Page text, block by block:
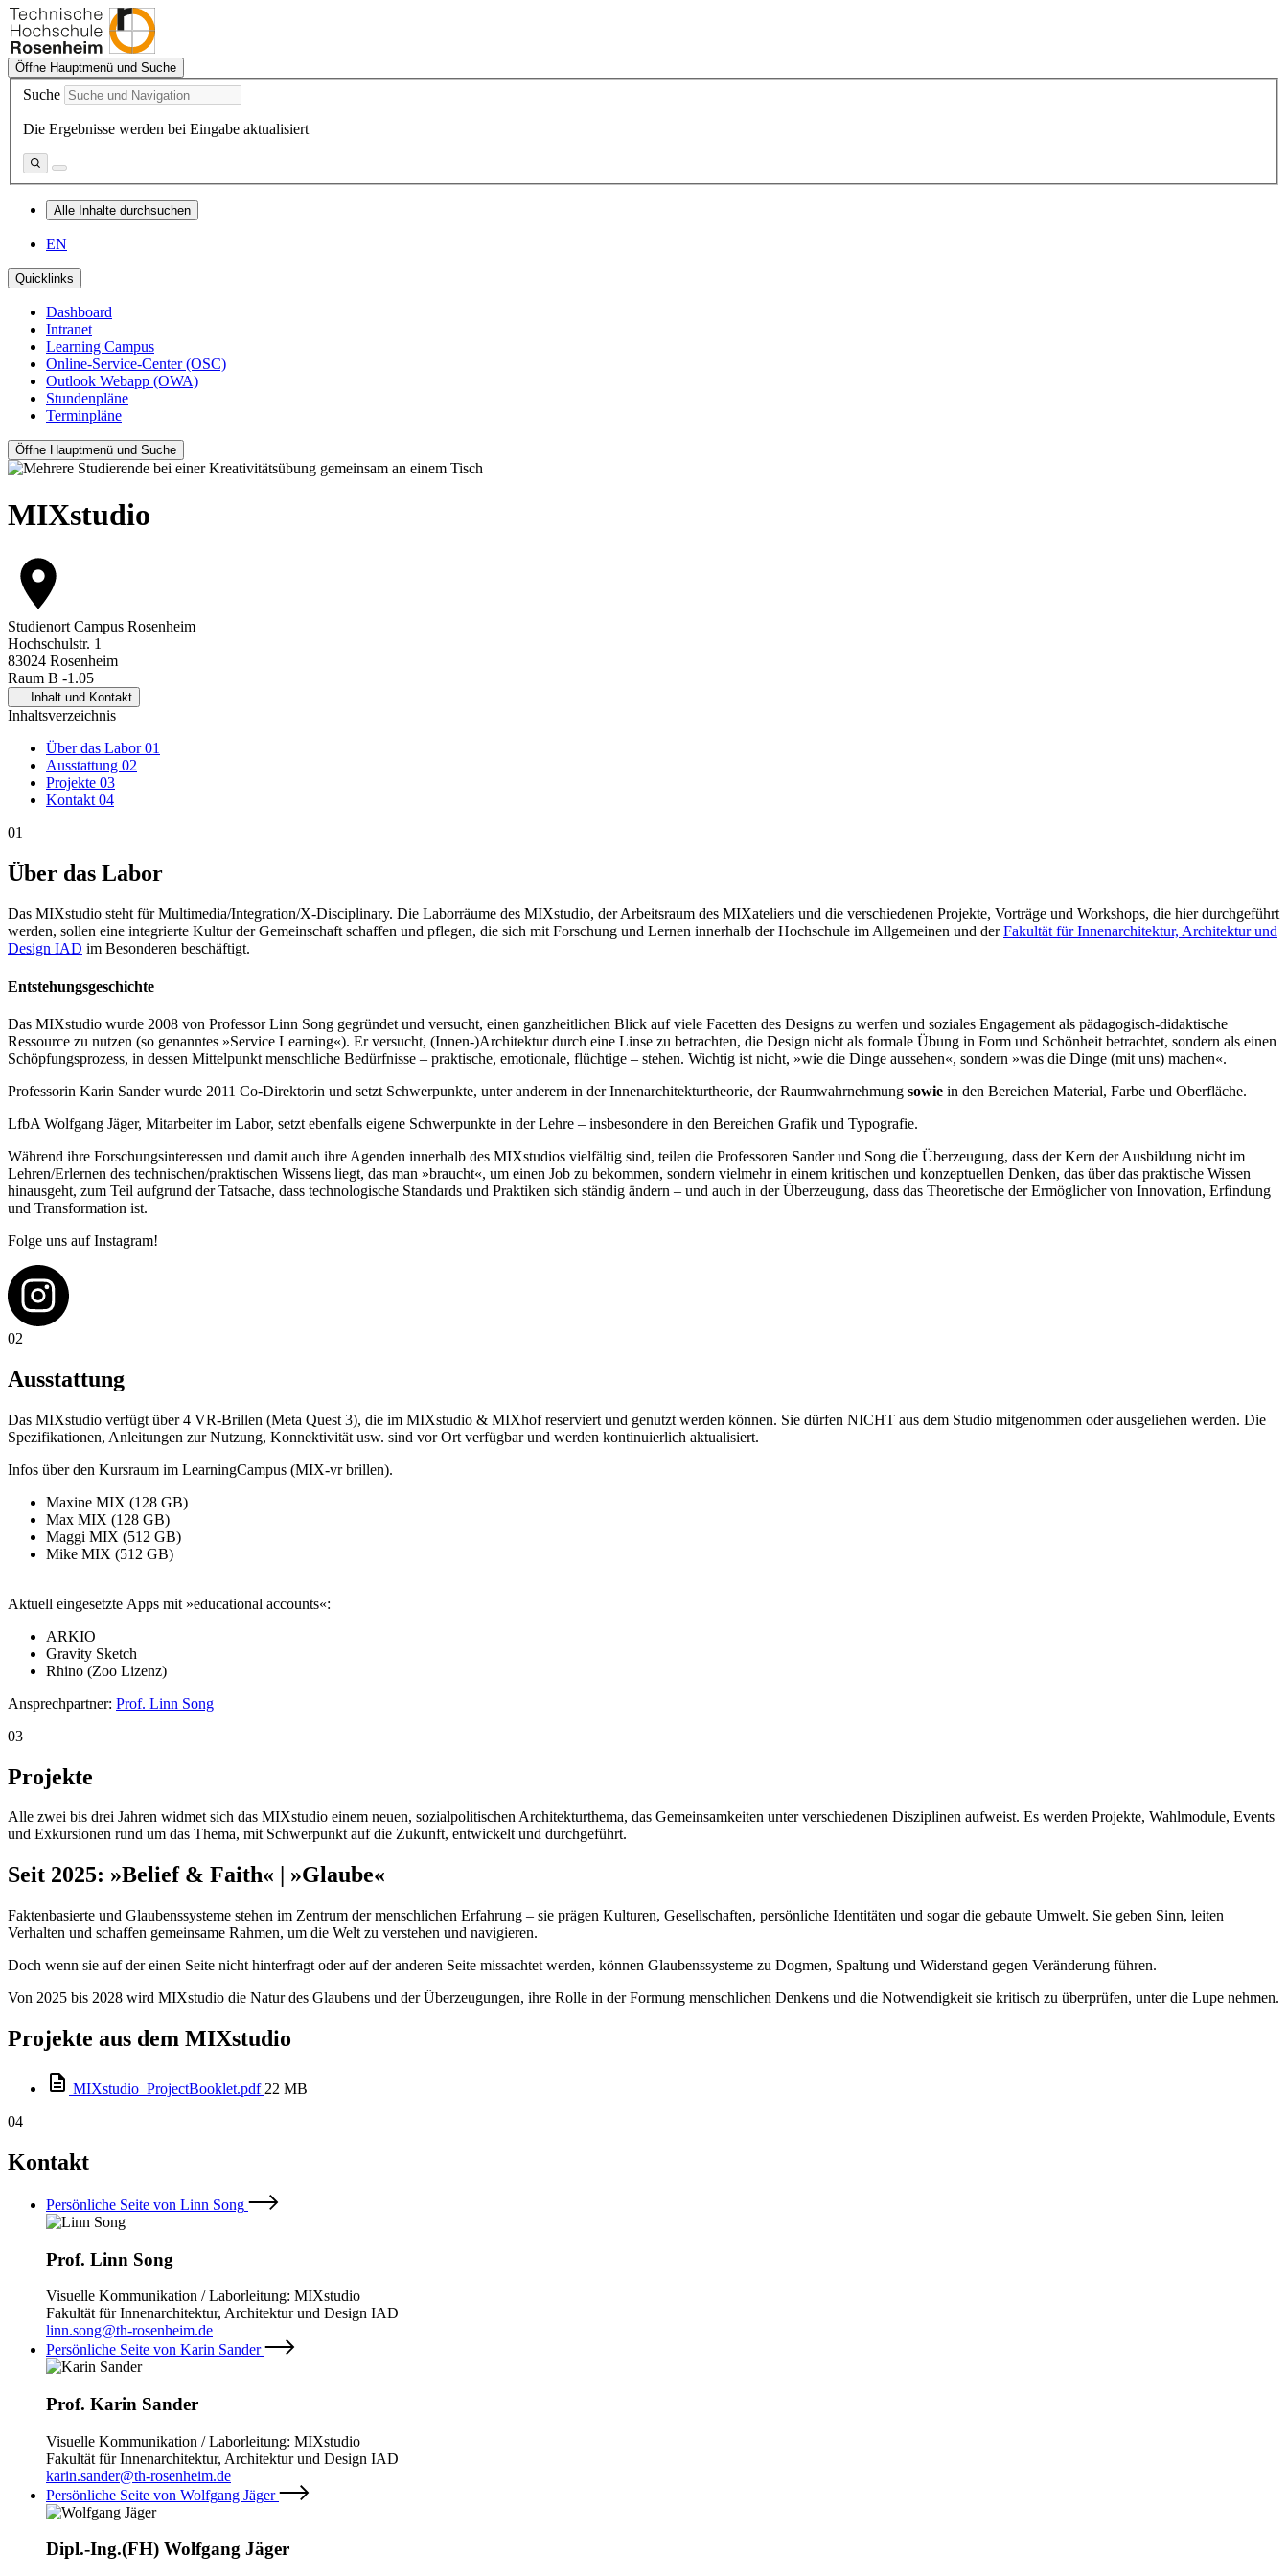
Öffne Hauptmenü und Suche
Suche
Die Ergebnisse werden bei Eingabe aktualisiert
Alle Inhalte durchsuchen
EN
Quicklinks
Dashboard
Intranet
Learning Campus
Online-Service-Center (OSC)
Outlook Webapp (OWA)
Stundenpläne
Terminpläne
Öffne Hauptmenü und Suche
MIXstudio
StudienortCampus Rosenheim
Hochschulstr. 1
83024 Rosenheim
Raum B -1.05
Inhalt und Kontakt
Inhaltsverzeichnis
Über das Labor01
Ausstattung 02
Projekte 03
Kontakt04
01
Über das Labor
Das MIXstudio steht für Multimedia/Integration/X-Disciplinary. Die Laborräume des MIXstudio, der Arbeitsraum des MIXateliers und die verschiedenen Projekte, Vorträge und Workshops, die hier durchgeführt
werden, sollen eine integrierte Kultur der Gemeinschaft schaffen und pflegen, die sich mit Forschung und Lernen innerhalb der Hochschule im Allgemeinen und derFakultät für Innenarchitektur, Architektur und
Design IAD im Besonderen beschäftigt.
Entstehungsgeschichte
Das MIXstudio wurde 2008 von Professor Linn Song gegründet und versucht, einen ganzheitlichen Blick auf viele Facetten des Designs zu werfen und soziales Engagement als pädagogisch-didaktische
Ressource zu nutzen (so genanntes »Service Learning«). Er versucht, (Innen-)Architektur durch eine Linse zu betrachten, die Design nicht als formale Übung in Form und Schönheit betrachtet, sondern als einen
Schöpfungsprozess, in dessen Mittelpunkt menschliche Bedürfnisse – praktische, emotionale, flüchtige – stehen. Wichtig ist nicht, »wie die Dinge aussehen«, sondern »was die Dinge (mit uns) machen«.
Professorin Karin Sander wurde 2011 Co-Direktorin und setzt Schwerpunkte, unter anderem in der Innenarchitekturtheorie, der Raumwahrnehmung sowie in den Bereichen Material, Farbe und Oberfläche.
LfbA Wolfgang Jäger, Mitarbeiter im Labor, setzt ebenfalls eigene Schwerpunkte in der Lehre – insbesondere in den Bereichen Grafik und Typografie.
Während ihre Forschungsinteressen und damit auch ihre Agenden innerhalb des MIXstudios vielfältig sind, teilen die Professoren Sander und Song die Überzeugung, dass der Kern der Ausbildung nicht im
Lehren/Erlernen des technischen/praktischen Wissens liegt, das man »braucht«, um einen Job zu bekommen, sondern vielmehr in einem kritischen und konzeptuellen Denken, das über das praktische Wissen
hinausgeht, zum Teil aufgrund der Tatsache, dass technologische Standards und Praktiken sich ständig ändern – und auch in der Überzeugung, dass das Theoretische der Ermöglicher von Innovation, Erfindung
und Transformation ist.
Folge uns auf Instagram!
02
Ausstattung
Das MIXstudio verfügt über 4 VR-Brillen (Meta Quest 3), die im MIXstudio & MIXhof reserviert und genutzt werden können. Sie dürfen NICHT aus dem Studio mitgenommen oder ausgeliehen werden. Die
Spezifikationen, Anleitungen zur Nutzung, Konnektivität usw. sind vor Ort verfügbar und werden kontinuierlich aktualisiert.
Infos über den Kursraum im LearningCampus (MIX-vr brillen).
Maxine MIX (128 GB)
Max MIX (128 GB)
Maggi MIX (512 GB)
Mike MIX (512 GB)
Aktuell eingesetzte Apps mit »educational accounts«:
ARKIO
Gravity Sketch
Rhino (Zoo Lizenz)
Ansprechpartner: Prof. Linn Song
03
Projekte
Alle zwei bis drei Jahren widmet sich das MIXstudio einem neuen, sozialpolitischen Architekturthema, das Gemeinsamkeiten unter verschiedenen Disziplinen aufweist. Es werden Projekte, Wahlmodule, Events
und Exkursionen rund um das Thema, mit Schwerpunkt auf die Zukunft, entwickelt und durchgeführt.
Seit 2025: »Belief & Faith« | »Glaube«
Faktenbasierte und Glaubenssysteme stehen im Zentrum der menschlichen Erfahrung – sie prägen Kulturen, Gesellschaften, persönliche Identitäten und sogar die gebaute Umwelt. Sie geben Sinn, leiten
Verhalten und schaffen gemeinsame Rahmen, um die Welt zu verstehen und navigieren.
Doch wenn sie auf der einen Seite nicht hinterfragt oder auf der anderen Seite missachtet werden, können Glaubenssysteme zu Dogmen, Spaltung und Widerstand gegen Veränderung führen.
Von 2025 bis 2028 wird MIXstudio die Natur des Glaubens und der Überzeugungen, ihre Rolle in der Formung menschlichen Denkens und die Notwendigkeit sie kritisch zu überprüfen, unter die Lupe nehmen.
Projekte aus dem MIXstudio
MIXstudio_ProjectBooklet.pdf 22 MB
04
Kontakt
Persönliche Seite von Linn Song
Prof. Linn Song
Visuelle Kommunikation / Laborleitung: MIXstudio
Fakultät für Innenarchitektur, Architektur und Design IAD
linn.song@th-rosenheim.de
Persönliche Seite von Karin Sander
Prof. Karin Sander
Visuelle Kommunikation / Laborleitung: MIXstudio
Fakultät für Innenarchitektur, Architektur und Design IAD
karin.sander@th-rosenheim.de
Persönliche Seite von Wolfgang Jäger
Dipl.-Ing.(FH) Wolfgang Jäger